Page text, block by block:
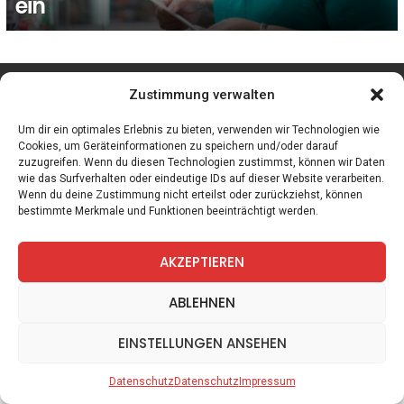
Zustimmung verwalten
Um dir ein optimales Erlebnis zu bieten, verwenden wir Technologien wie
Cookies, um Geräteinformationen zu speichern und/oder darauf
zuzugreifen. Wenn du diesen Technologien zustimmst, können wir Daten
wie das Surfverhalten oder eindeutige IDs auf dieser Website verarbeiten.
Wenn du deine Zustimmung nicht erteilst oder zurückziehst, können
bestimmte Merkmale und Funktionen beeinträchtigt werden.
AKZEPTIEREN
ABLEHNEN
EINSTELLUNGEN ANSEHEN
DatenschutzDatenschutzImpressum
facebook instagram
Spiele Zitate Kontakt Datenschutz Impressum